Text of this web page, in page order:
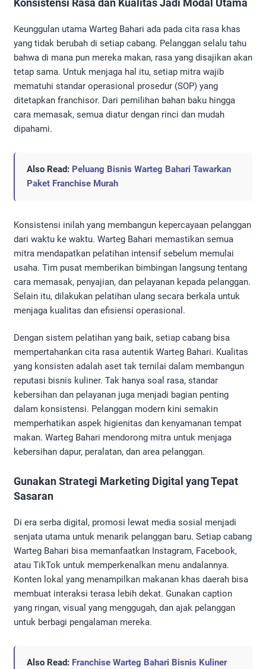
Konsistensi Rasa dan Kualitas Jadi Modal Utama
Keunggulan utama Warteg Bahari ada pada cita rasa khas
yang tidak berubah di setiap cabang. Pelanggan selalu tahu
bahwa di mana pun mereka makan, rasa yang disajikan akan
tetap sama. Untuk menjaga hal itu, setiap mitra wajib
mematuhi standar operasional prosedur (SOP) yang
ditetapkan franchisor. Dari pemilihan bahan baku hingga
cara memasak, semua diatur dengan rinci dan mudah
dipahami.
Also Read: Peluang Bisnis Warteg Bahari Tawarkan
Paket Franchise Murah
Konsistensi inilah yang membangun kepercayaan pelanggan
dari waktu ke waktu. Warteg Bahari memastikan semua
mitra mendapatkan pelatihan intensif sebelum memulai
usaha. Tim pusat memberikan bimbingan langsung tentang
cara memasak, penyajian, dan pelayanan kepada pelanggan.
Selain itu, dilakukan pelatihan ulang secara berkala untuk
menjaga kualitas dan efisiensi operasional.
Dengan sistem pelatihan yang baik, setiap cabang bisa
mempertahankan cita rasa autentik Warteg Bahari. Kualitas
yang konsisten adalah aset tak ternilai dalam membangun
reputasi bisnis kuliner. Tak hanya soal rasa, standar
kebersihan dan pelayanan juga menjadi bagian penting
dalam konsistensi. Pelanggan modern kini semakin
memperhatikan aspek higienitas dan kenyamanan tempat
makan. Warteg Bahari mendorong mitra untuk menjaga
kebersihan dapur, peralatan, dan area pelanggan.
Gunakan Strategi Marketing Digital yang Tepat
Sasaran
Di era serba digital, promosi lewat media sosial menjadi
senjata utama untuk menarik pelanggan baru. Setiap cabang
Warteg Bahari bisa memanfaatkan Instagram, Facebook,
atau TikTok untuk memperkenalkan menu andalannya.
Konten lokal yang menampilkan makanan khas daerah bisa
membuat interaksi terasa lebih dekat. Gunakan caption
yang ringan, visual yang menggugah, dan ajak pelanggan
untuk berbagi pengalaman mereka.
Also Read: Franchise Warteg Bahari Bisnis Kuliner